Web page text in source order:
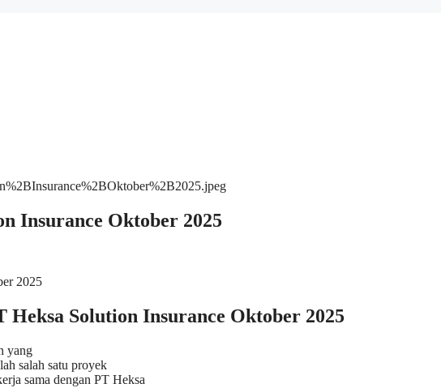
Insurance Oktober 2025
Heksa Solution Insurance Oktober 2025
yang
salah satu proyek
sama dengan PT Heksa